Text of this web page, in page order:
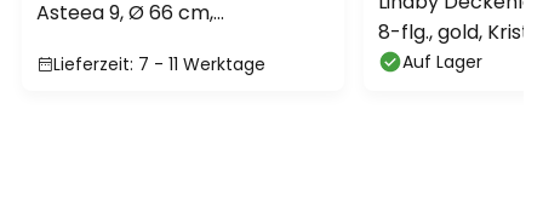
Asteea 9, Ø 66 cm,
Lieferzeit: 7 - 11 Werktage
8-flg., gold,
Auf Lager